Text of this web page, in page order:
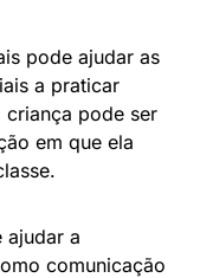
pode ajudar as
a praticar
criança pode ser
em que ela
ajudar a
comunicação